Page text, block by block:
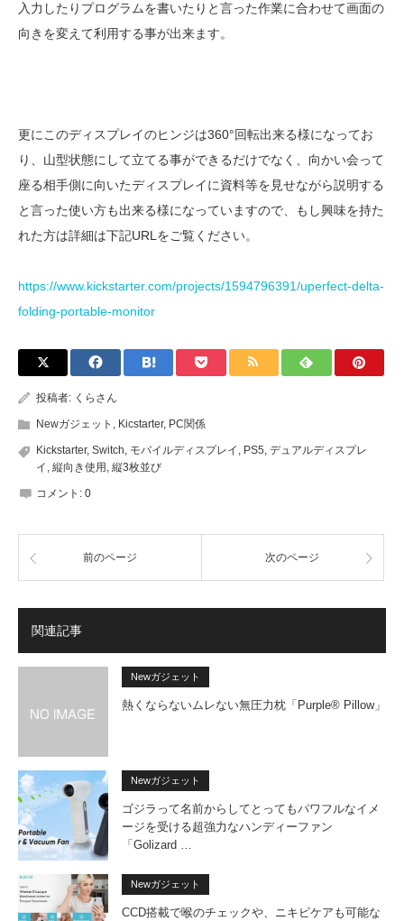
入力したりプログラムを書いたりと言った作業に合わせて画面の
向きを変えて利用する事が出来ます。
更にこのディスプレイのヒンジは360°回転出来る様になってお
り、山型状態にして立てる事ができるだけでなく、向かい会って
座る相手側に向いたディスプレイに資料等を見せながら説明する
と言った使い方も出来る様になっていますので、もし興味を持た
れた方は詳細は下記URLをご覧ください。
https://www.kickstarter.com/projects/1594796391/uperfect-delta-
folding-portable-monitor
投稿者: くらさん
Newガジェット , Kicstarter, PC関係
Kickstarter, Switch, モバイルディスプレイ , PS5, デュアルディスプレ
イ , 縦向き使用 , 縦3枚並び
コメント: 0
前のページ 次のページ
関連記事
Newガジェット
熱くならないムレない無圧力枕「Purple® Pillow」
Newガジェット
ゴジラって名前からしてとってもパワフルなイメ
ージを受ける超強力なハンディーファン
「Golizard …
Newガジェット
CCD搭載で喉のチェックや、ニキビケアも可能な